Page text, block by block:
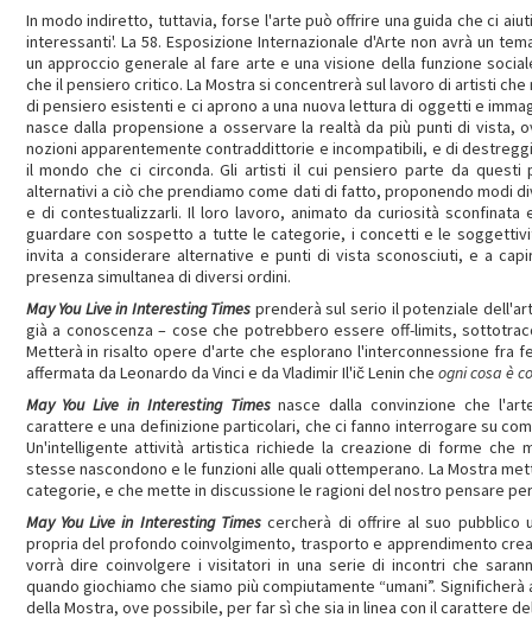
In modo indiretto, tuttavia, forse l'arte può offrire una guida che ci
interessanti'. La 58. Esposizione Internazionale d'Arte non avrà un
un approccio generale al fare arte e una visione della funzione
che il pensiero critico. La Mostra si concentrerà sul lavoro di artisti
di pensiero esistenti e ci aprono a una nuova lettura di oggetti e
nasce dalla propensione a osservare la realtà da più punti di vista,
nozioni apparentemente contraddittorie e incompatibili, e di
il mondo che ci circonda. Gli artisti il cui pensiero parte da questi
alternativi a ciò che prendiamo come dati di fatto, proponendo modi
e di contestualizzarli. Il loro lavoro, animato da curiosità
guardare con sospetto a tutte le categorie, i concetti e le
invita a considerare alternative e punti di vista sconosciuti, e a
presenza simultanea di diversi ordini.
May You Live in Interesting Times prenderà sul serio il potenziale
già a conoscenza – cose che potrebbero essere off-limits,
Metterà in risalto opere d'arte che esplorano l'interconnessione fra
affermata da Leonardo da Vinci e da Vladimir Il'ič Lenin che ogni cosa è
May You Live in Interesting Timesnasce dalla convinzione che
carattere e una definizione particolari, che ci fanno interrogare su
Un'intelligente attività artistica richiede la creazione di forme che
stesse nascondono e le funzioni alle quali ottemperano. La Mostra
categorie, e che mette in discussione le ragioni del nostro pensare
May You Live in Interesting Timescercherà di offrire al suo pubblico
propria del profondo coinvolgimento, trasporto e apprendimento
vorrà dire coinvolgere i visitatori in una serie di incontri che
quando giochiamo che siamo più compiutamente “umani”.
della Mostra, ove possibile, per far sì che sia in linea con il carattere